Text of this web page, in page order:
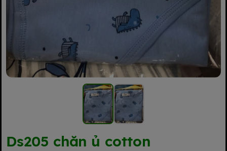
Ds205 chăn ủ cotton